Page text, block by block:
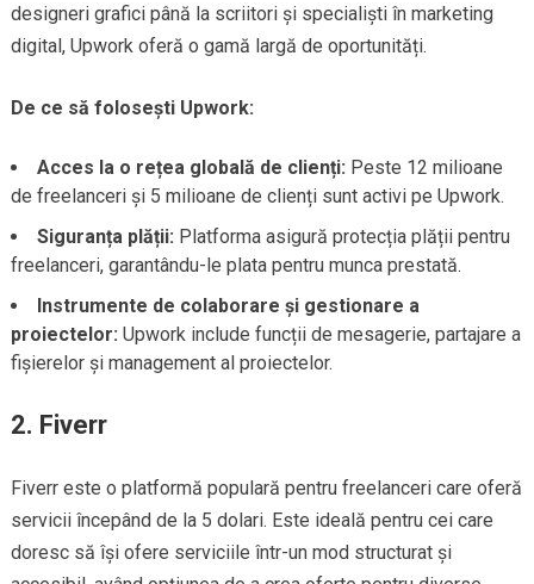
designeri grafici până la scriitori și specialiști în marketing
digital, Upwork oferă o gamă largă de oportunități.
De ce să folosești Upwork:
Acces la o rețea globală de clienți: Peste 12 milioane
de freelanceri și 5 milioane de clienți sunt activi pe Upwork.
Siguranța plății: Platforma asigură protecția plății pentru
freelanceri, garantându-le plata pentru munca prestată.
Instrumente de colaborare și gestionare a
proiectelor: Upwork include funcții de mesagerie, partajare a
fișierelor și management al proiectelor.
2. Fiverr
Fiverr este o platformă populară pentru freelanceri care oferă
servicii începând de la 5 dolari. Este ideală pentru cei care
doresc să își ofere serviciile într-un mod structurat și